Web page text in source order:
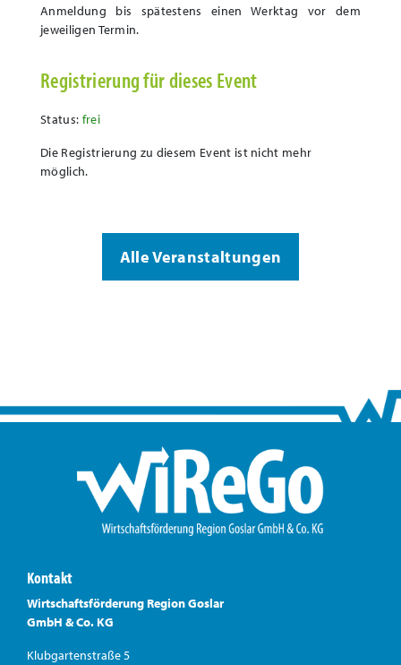
Anmeldung bis spätestens einen Werktag vor dem
jeweiligen Termin.
Registrierung für dieses Event
Status: frei
Die Registrierung zu diesem Event ist nicht mehr
möglich.
Alle Veranstaltungen
Kontakt
Wirtschaftsförderung Region Goslar
GmbH & Co. KG
Klubgartenstraße 5